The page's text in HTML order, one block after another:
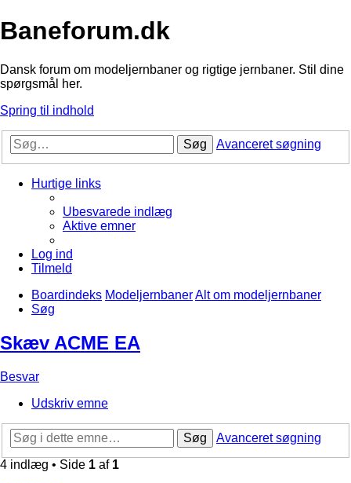
Baneforum.dk
Dansk forum om modeljernbaner og rigtige jernbaner. Stil dine
spørgsmål her.
Spring til indhold
Søg Avanceret søgning
Hurtige links
Ubesvarede indlæg
Aktive emner
Log ind
Tilmeld
Boardindeks ModeljernbanerAlt om modeljernbaner
Søg
Skæv ACME EA
Besvar
Udskriv emne
Søg
Avanceret søgning
4 indlæg • Side 1 af 1